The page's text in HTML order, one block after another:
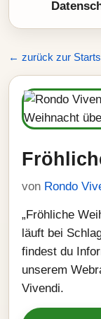
← zurück zur
von Rondo
„Fröhliche
läuft bei
findest du
unserem
Vivendi.